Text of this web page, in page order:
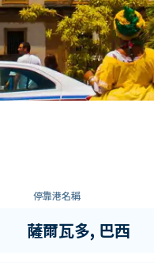
停靠港名稱
薩爾瓦多, 巴西